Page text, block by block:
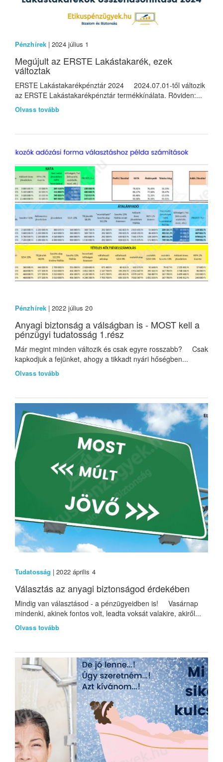
Pénzhírek| 2024 július 1
Megújult az ERSTE Lakástakarék, ezek
változtak
ERSTE Lakástakarékpénztár 2024 2024.07.01-től változik
az ERSTE Lakástakarékpénztár termékkínálata. Röviden:...
Olvass tovább
Pénzhírek| 2022 július 20
Anyagi biztonság a válságban is - MOST kell a
pénzügyi tudatosság 1.rész
Már megint minden változik és csak egyre rosszabb? Csak
kapkodjuk a fejünket, ahogy a tikkadt nyári hőségben...
Olvass tovább
Tudatosság | 2022 április 4
Választás az anyagi biztonságod érdekében
Mindig van választásod - a pénzügyeidben is! Vasárnap
mindenki, akinek fontos volt, leadta voksát valakire, akiről...
Olvass tovább